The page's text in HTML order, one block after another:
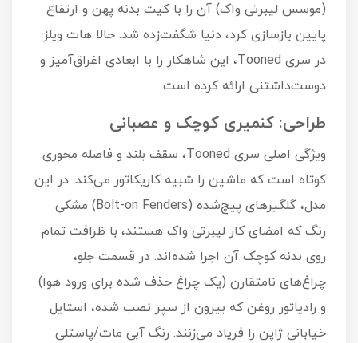
(موسس لیبرتی واک) آن را با کیت بدنه پهن و ارتفاع
پایین بازسازی کرد، دنیا شگفت‌زده شد. حالا هات ویلز
در سری Tooned، این شاهکار را با ابعادی اغراق‌آمیز و
دوست‌داشتنی ارائه کرده است.
طراحی: کنمیری کوچک و عصبانی
ویژگی اصلی سری Tooned، سقف بلند و فاصله محوری
کوتاه است که ماشین را شبیه کاریکاتور می‌کند. در این
مدل، گلگیرهای پیچ‌شده (Bolt-on Fenders) مشکی
رنگ که امضای کار لیبرتی واک هستند، با ظرافت تمام
روی بدنه کوچک آن اجرا شده‌اند. در قسمت جلو،
چراغ‌های نامتقارن (یک چراغ حذف شده برای ورود هوا)
و رادیاتور روغن که بیرون از سپر نصب شده، استایل
خیابانی ژاپن را فریاد می‌زنند. رنگ آبی مات/پاستلی